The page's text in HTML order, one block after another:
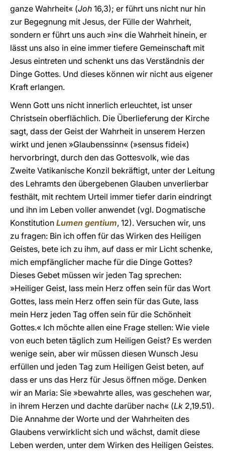
ganze Wahrheit« (Joh 16,3); er führt uns nicht nur hin
zur Begegnung mit Jesus, der Fülle der Wahrheit,
sondern er führt uns auch »in« die Wahrheit hinein, er
lässt uns also in eine immer tiefere Gemeinschaft mit
Jesus eintreten und schenkt uns das Verständnis der
Dinge Gottes. Und dieses können wir nicht aus eigener
Kraft erlangen.
Wenn Gott uns nicht innerlich erleuchtet, ist unser
Christsein oberflächlich. Die Überlieferung der Kirche
sagt, dass der Geist der Wahrheit in unserem Herzen
wirkt und jenen »Glaubenssinn« (»sensus fidei«)
hervorbringt, durch den das Gottesvolk, wie das
Zweite Vatikanische Konzil bekräftigt, unter der Leitung
des Lehramts den übergebenen Glauben unverlierbar
festhält, mit rechtem Urteil immer tiefer darin eindringt
und ihn im Leben voller anwendet (vgl. Dogmatische
Konstitution Lumen gentium, 12). Versuchen wir, uns
zu fragen: Bin ich offen für das Wirken des Heiligen
Geistes, bete ich zu ihm, auf dass er mir Licht schenke,
mich empfänglicher mache für die Dinge Gottes?
Dieses Gebet müssen wir jeden Tag sprechen:
»Heiliger Geist, lass mein Herz offen sein für das Wort
Gottes, lass mein Herz offen sein für das Gute, lass
mein Herz jeden Tag offen sein für die Schönheit
Gottes.« Ich möchte allen eine Frage stellen: Wie viele
von euch beten täglich zum Heiligen Geist? Es werden
wenige sein, aber wir müssen diesen Wunsch Jesu
erfüllen und jeden Tag zum Heiligen Geist beten, auf
dass er uns das Herz für Jesus öffnen möge. Denken
wir an Maria: Sie »bewahrte alles, was geschehen war,
in ihrem Herzen und dachte darüber nach« (Lk 2,19.51).
Die Annahme der Worte und der Wahrheiten des
Glaubens verwirklicht sich und wächst, damit diese
Leben werden, unter dem Wirken des Heiligen Geistes.